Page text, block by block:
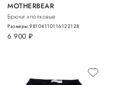
MOTHERBEAR
Брюки хлопковые
6 900 руб.
Размеры:98104110116122128